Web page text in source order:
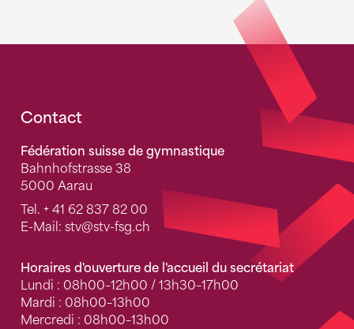
Fusszeile
Contact
Fédération suisse de gymnastique
Bahnhofstrasse 38
5000 Aarau
Tel. + 41 62 837 82 00
E-Mail: stv@stv-fsg.ch
Horaires d'ouverture de l'accueil du secrétariat
Lundi : 08h00–12h00 / 13h30–17h00
Mardi : 08h00–13h00
Mercredi : 08h00–13h00